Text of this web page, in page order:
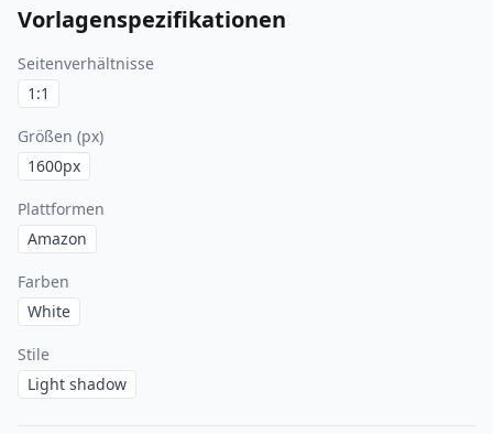
Vorlagenspezifikationen
Seitenverhältnisse
1:1
Größen (px)
1600px
Plattformen
Amazon
Farben
White
Stile
Light shadow